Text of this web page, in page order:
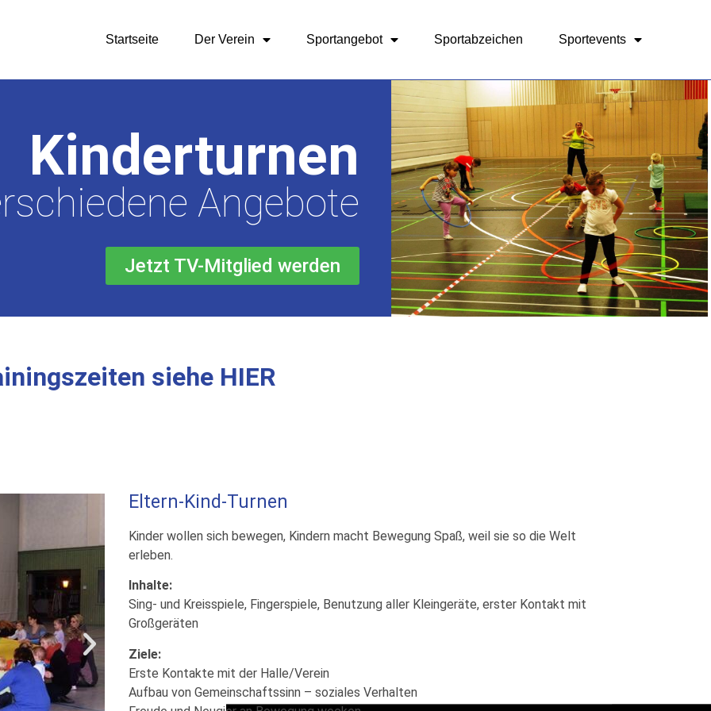
Startseite Der Verein Sportangebot Sportabzeichen Sportevents
Kinderturnen
Angebote
Jetzt TV-Mitglied werden
siehe HIER
Eltern-Kind-Turnen
Kinder wollen sich bewegen, Kindern macht Bewegung Spaß, weil sie so die Welt
erleben.
Inhalte:
Sing- und Kreisspiele, Fingerspiele, Benutzung aller Kleingeräte, erster Kontakt mit
Großgeräten
Ziele:
Erste Kontakte mit der Halle/Verein
Aufbau von Gemeinschaftssinn – soziales Verhalten